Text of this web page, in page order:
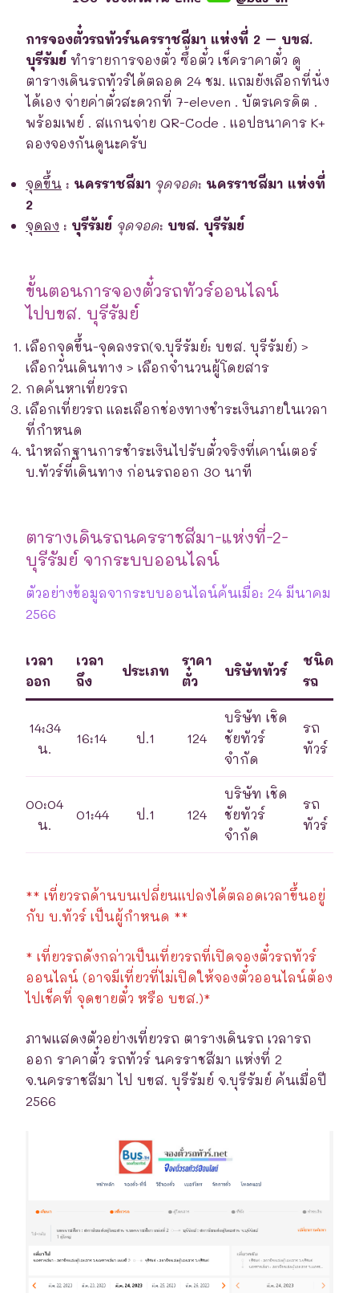
การจองตั๋วรถทัวร์นครราชสีมา แห่งที่ 2 – บขส.
บุรีรัมย์ ทำรายการจองตั๋ว ซื้อตั๋ว เช็คราคาตั๋ว ดู
ตารางเดินรถทัวร์ได้ตลอด 24 ชม. แถมยังเลือกที่นั่ง
ได้เอง จ่ายค่าตั๋วสะดวกที่ 7-eleven . บัตรเครดิต .
พร้อมเพย์ . สแกนจ่าย QR-Code . แอปธนาคาร K+
ลองจองกันดูนะครับ
จุดขึ้น : นครราชสีมา จุดจอด: นครราชสีมา แห่งที่
2
จุดลง : บุรีรัมย์ จุดจอด: บขส. บุรีรัมย์
ขั้นตอนการจองตั๋วรถทัวร์ออนไลน์
ไปบขส. บุรีรัมย์
เลือกจุดขึ้น-จุดลงรถ(จ.บุรีรัมย์: บขส. บุรีรัมย์) >
เลือกวันเดินทาง > เลือกจำนวนผู้โดยสาร
กดค้นหาเที่ยวรถ
เลือกเที่ยวรถ และเลือกช่องทางชำระเงินภายในเวลา
ที่กำหนด
นำหลักฐานการชำระเงินไปรับตั๋วจริงที่เคาน์เตอร์
บ.ทัวร์ที่เดินทาง ก่อนรถออก 30 นาที
ตารางเดินรถนครราชสีมา-แห่งที่-2-
บุรีรัมย์ จากระบบออนไลน์
ตัวอย่างข้อมูลจากระบบออนไลน์ค้นเมื่อ: 24 มีนาคม
2566
เวลา
ออก
เวลา
ถึง
ประเภท
ราคา
ตั๋ว
บริษัททัวร์
ชนิด
รถ
14:34
น.
16:14 ป.1 124
บริษัท เชิด
ชัยทัวร์
จำกัด
รถ
ทัวร์
00:04
น.
01:44 ป.1 124
บริษัท เชิด
ชัยทัวร์
จำกัด
รถ
ทัวร์
** เที่ยวรถด้านบนเปลี่ยนแปลงได้ตลอดเวลาขึ้นอยู่
กับ บ.ทัวร์ เป็นผู้กำหนด **
* เที่ยวรถดังกล่าวเป็นเที่ยวรถที่เปิดจองตั๋วรถทัวร์
ออนไลน์ (อาจมีเที่ยวที่ไม่เปิดให้จองตั๋วออนไลน์ต้อง
ไปเช็คที่ จุดขายตั๋ว หรือ บขส.)*
ภาพแสดงตัวอย่างเที่ยวรถ ตารางเดินรถ เวลารถ
ออก ราคาตั๋ว รถทัวร์ นครราชสีมา แห่งที่ 2
จ.นครราชสีมา ไป บขส. บุรีรัมย์ จ.บุรีรัมย์ ค้นเมื่อปี
2566